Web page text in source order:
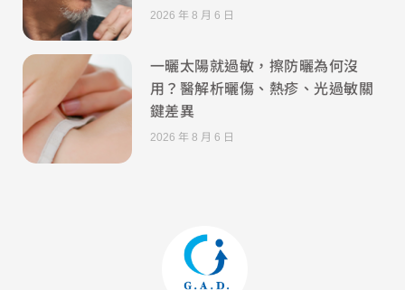
2026 年 8 月 6 日
一曬太陽就過敏，擦防曬為何沒
用？醫解析曬傷、熱疹、光過敏關
鍵差異
2026 年 8 月 6 日